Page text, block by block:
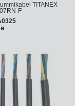
TITANEX
F